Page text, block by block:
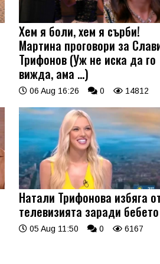
Хем я боли, хем я сърби!
Мартина проговори за
Трифонов (Уж не иска да го
вижда, ама …)
06 Aug 16:26 0 14812
Натали Трифонова избяга
телевизията заради бебето
05 Aug 11:50 0 6167